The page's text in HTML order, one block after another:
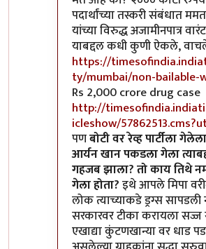
पदार्थांच्या तस्करी संबंधात
यांच्या विरुद्ध अजामीनपात्र
याबद्दल कधी कुणी ऐकले,
https://
ty/mumbai/non-bailable-
Rs 2,000 crore drug case
http://
icleshow/
पणबोटी वर रेव्ह पार्टीला
आर्यन खान पकडला गेला
गहजब झाला? तो काय तिथे
गेला होता?इथे आपले मिपा
लोक त्याच्याकडे ड्रग्स सापडली
सरकारवर टीका करायला सज्ज
एखाद्या कुंटणखान्या वर धाड